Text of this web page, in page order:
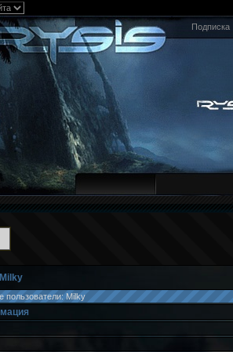
Подписка
Milky
пользователи: Milky